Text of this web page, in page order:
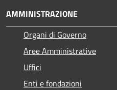
AMMINISTRAZIONE
Organi di Governo
Aree Amministrative
Uffici
Enti e fondazioni